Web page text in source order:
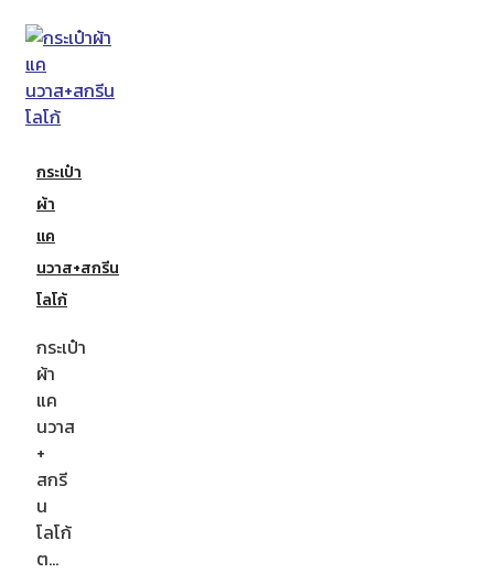
กระเป๋า
ผ้า
แค
นวาส+สกรีน
โลโก้
กระเป๋า
ผ้า
แค
นวาส
+
สกรี
น
โลโก้
ต…